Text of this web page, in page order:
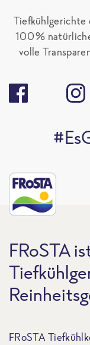
Tiefkühlgerichte
100 %
volle
FRoSTA
FRoSTA